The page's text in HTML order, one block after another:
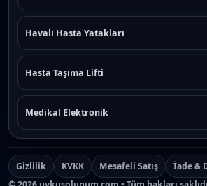
Havalı Hasta Yatakları
Hasta Taşıma Lifti
Medikal Elektronik
Gizlilik KVKK Mesafeli Satış İade &